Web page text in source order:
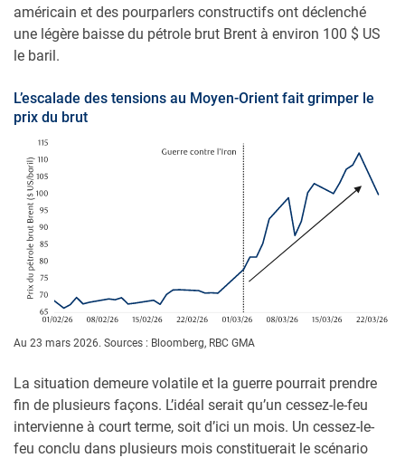
américain et des pourparlers constructifs ont déclenché
une légère baisse du pétrole brut Brent à environ 100 $ US
le baril.
L’escalade des tensions au Moyen-Orient fait grimper le
prix du brut
Au 23 mars 2026. Sources : Bloomberg, RBC GMA
La situation demeure volatile et la guerre pourrait prendre
fin de plusieurs façons. L’idéal serait qu’un cessez-le-feu
intervienne à court terme, soit d’ici un mois. Un cessez-le-
feu conclu dans plusieurs mois constituerait le scénario